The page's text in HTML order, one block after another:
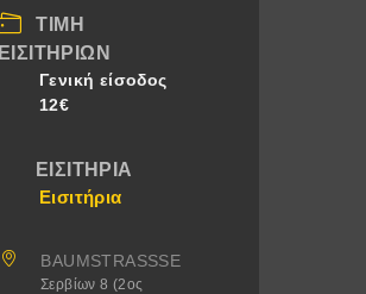
ΤΙΜΉ
ΕΙΣΙΤΗΡΊΩΝ
Γενική είσοδος
12€
ΕΙΣΙΤΉΡΙΑ
Εισιτήρια
BAUMSTRASSSE
Σερβίων 8 (2ος